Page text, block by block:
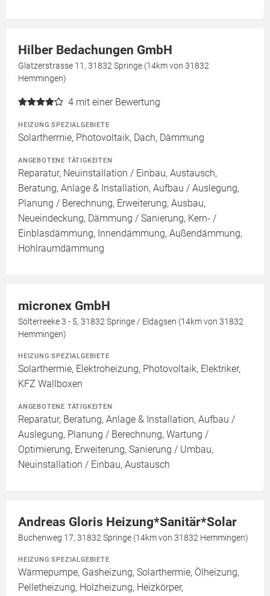
Hilber Bedachungen GmbH
Glatzerstrasse 11, 31832 Springe (14km von 31832
Hemmingen)
4 mit einer Bewertung
HEIZUNG SPEZIALGEBIETE
Solarthermie, Photovoltaik, Dach, Dämmung
ANGEBOTENE TÄTIGKEITEN
Reparatur, Neuinstallation / Einbau, Austausch,
Beratung, Anlage & Installation, Aufbau / Auslegung,
Planung / Berechnung, Erweiterung, Ausbau,
Neueindeckung, Dämmung / Sanierung, Kern- /
Einblasdämmung, Innendämmung, Außendämmung,
Hohlraumdämmung
micronex GmbH
Sölterreeke 3 - 5, 31832 Springe / Eldagsen (14km von 31832
Hemmingen)
HEIZUNG SPEZIALGEBIETE
Solarthermie, Elektroheizung, Photovoltaik, Elektriker,
KFZ Wallboxen
ANGEBOTENE TÄTIGKEITEN
Reparatur, Beratung, Anlage & Installation, Aufbau /
Auslegung, Planung / Berechnung, Wartung /
Optimierung, Erweiterung, Sanierung / Umbau,
Neuinstallation / Einbau, Austausch
Andreas Gloris Heizung*Sanitär*Solar
Buchenweg 17, 31832 Springe (14km von 31832 Hemmingen)
HEIZUNG SPEZIALGEBIETE
Wärmepumpe, Gasheizung, Solarthermie, Ölheizung,
Pelletheizung, Holzheizung, Heizkörper,